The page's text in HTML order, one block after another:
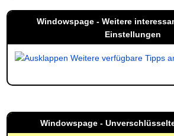
Windowspage - Weitere
Einstellungen
Weitere verfügbare Tipps
Windowspage -